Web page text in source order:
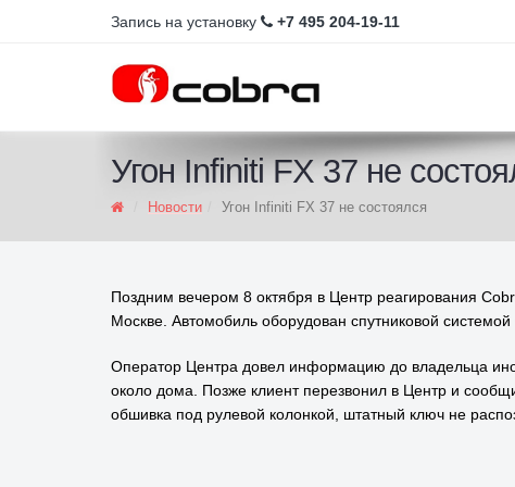
Запись на установку +7 495 204-19-11
Угон Infiniti FX 37 не
Новости Угон Infiniti FX 37 не состоялся
Поздним вечером 8 октября в Центр реагирования
Москве. Автомобиль оборудован спутниковой
Оператор Центра довел информацию до владельца
около дома. Позже клиент перезвонил в Центр и
обшивка под рулевой колонкой, штатный ключ не